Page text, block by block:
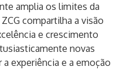
amplia os limites da
compartilha a visão
e crescimento
novas
experiência e a emoção